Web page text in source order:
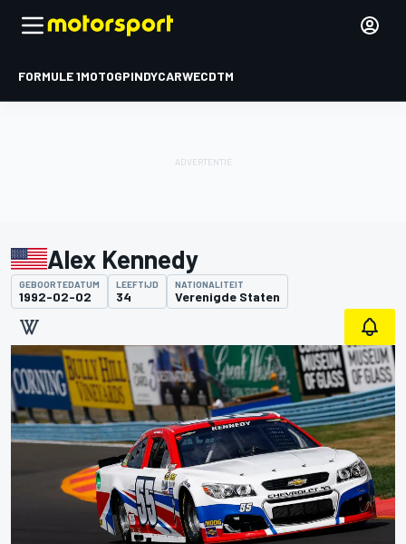
FORMULE 1MOTOGPINDYCARWECDTM
Alex Kennedy
GEBOORTEDATUM
1992-02-02
LEEFTIJD
34
NATIONALITEIT
Verenigde Staten